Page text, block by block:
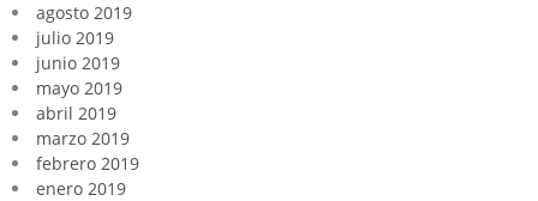
agosto 2019
julio 2019
junio 2019
mayo 2019
abril 2019
marzo 2019
febrero 2019
enero 2019